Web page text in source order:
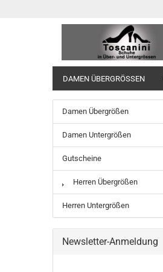
DAMEN ÜBERGRÖSSEN
Damen Übergrößen
Damen Untergrößen
Gutscheine
Herren Übergrößen
Herren Untergrößen
Newsletter-Anmeldung